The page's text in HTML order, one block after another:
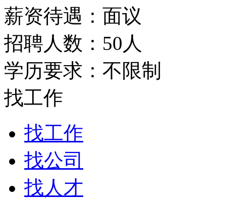
薪资待遇：面议
招聘人数：50人
学历要求：不限制
找工作
找工作
找公司
找人才